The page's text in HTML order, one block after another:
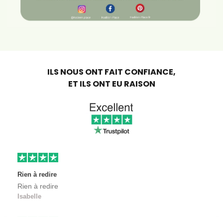
ILS NOUS ONT FAIT CONFIANCE,
ET ILS ONT EU RAISON
Rien à redire
Rien à redire
Isabelle